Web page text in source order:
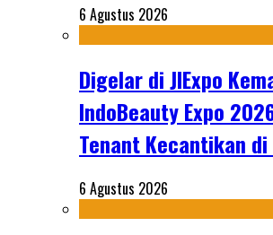
6 Agustus 2026
Digelar di JIExpo
IndoBeauty Expo
Tenant Kecantikan
6 Agustus 2026